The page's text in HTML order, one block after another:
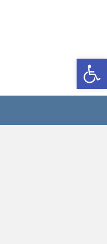
פתח סרגל נגישות